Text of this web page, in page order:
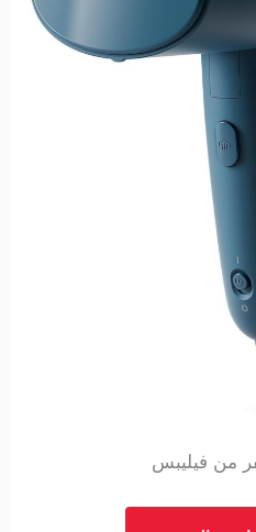
من فيليبس